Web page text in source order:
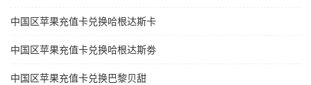
中国区苹果充值卡兑换哈根达斯卡
中国区苹果充值卡兑换哈根达斯劵
中国区苹果充值卡兑换巴黎贝甜